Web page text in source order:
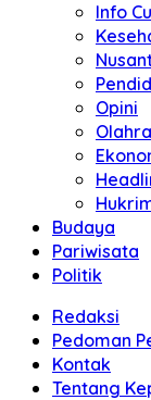
Info
Opini
Budaya
Pariwisata
Politik
Redaksi
Pedoman
Kontak
Tentang